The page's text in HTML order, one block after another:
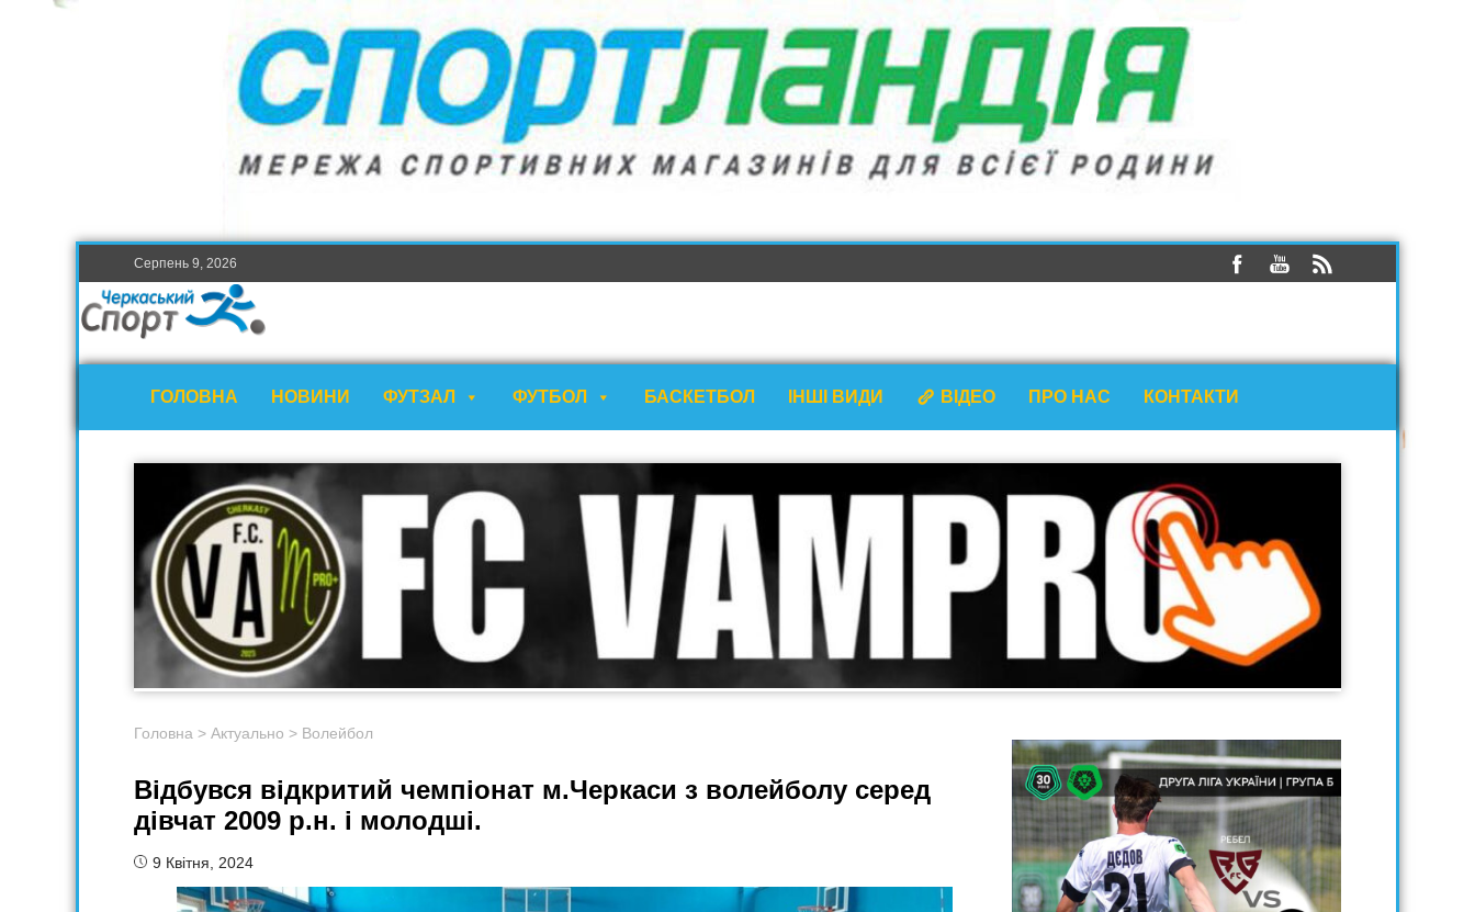
Серпень 9, 2026
ГОЛОВНА НОВИНИ ФУТЗАЛ ФУТБОЛ БАСКЕТБОЛ ІНШІ ВИДИ ВІДЕО ПРО НАС КОНТАКТИ
Головна > Актуально > Волейбол
Відбувся відкритий чемпіонат м.Черкаси з волейболу серед
дівчат 2009 р.н. і молодші.
9 Квітня, 2024